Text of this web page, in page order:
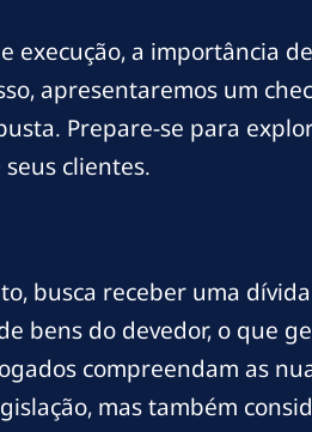
execução, a importância
apresentaremos um
Prepare-se para
clientes.
busca receber uma
bens do devedor, o que
compreendam as
mas também